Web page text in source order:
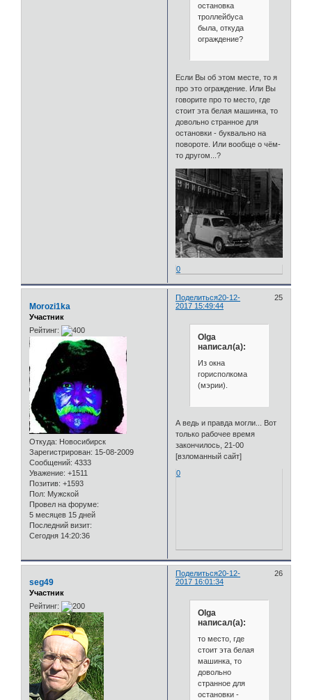
остановка
троллейбуса
была, откуда
ограждение?
Если Вы об этом месте, то я
про это ограждение. Или Вы
говорите про то место, где
стоит эта белая машинка, то
довольно странное для
остановки - буквально на
повороте. Или вообще о чём-
то другом...?
0
Поделиться 25
20-12-
2017 15:49:44
Morozi1ka
Участник
Рейтинг:
Откуда: Новосибирск
Зарегистрирован: 15-08-2009
Сообщений: 4333
Уважение: +1511
Позитив: +1593
Пол: Мужской
Провел на форуме:
5 месяцев 15 дней
Последний визит:
Сегодня 14:20:36
Olga
написал(а):
Из окна
горисполкома
(мэрии).
А ведь и правда могли... Вот
только рабочее время
закончилось, 21-00
[взломанный сайт]
0
Поделиться 26
20-12-
2017 16:01:34
seg49
Участник
Рейтинг:
Olga
написал(а):
то место, где
стоит эта белая
машинка, то
довольно
странное для
остановки -